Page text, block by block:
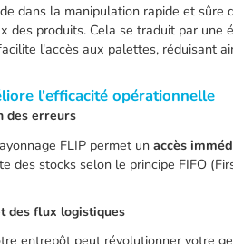
dans la manipulation rapide et
produits. Cela se traduit par
l'accès aux palettes, réduisant
l'efficacité opérationnelle
des erreurs
FLIP permet un accès
des stocks selon le principe FIFO
des flux logistiques